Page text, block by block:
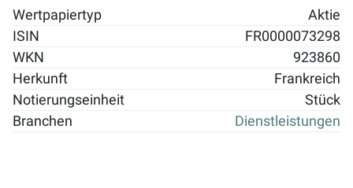
Wertpapiertyp
Aktie
ISIN
FR0000073298
WKN
923860
Herkunft
Frankreich
Notierungseinheit
Stück
Branchen
Dienstleistungen